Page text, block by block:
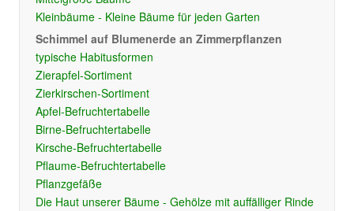
Kleinbäume - Kleine Bäume für jeden Garten
Schimmel auf Blumenerde an Zimmerpflanzen
typische Habitusformen
Zierapfel-Sortiment
Zierkirschen-Sortiment
Apfel-Befruchtertabelle
Birne-Befruchtertabelle
Kirsche-Befruchtertabelle
Pflaume-Befruchtertabelle
Pflanzgefäße
Die Haut unserer Bäume - Gehölze mit auffälliger Rinde